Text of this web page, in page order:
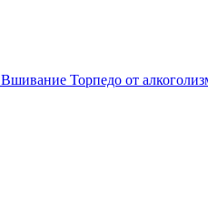
Вшивание Торпедо от